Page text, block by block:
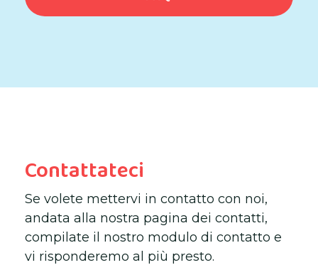
Contattateci
Se volete mettervi in contatto con noi,
andata alla nostra pagina dei contatti,
compilate il nostro modulo di contatto e
vi risponderemo al più presto.